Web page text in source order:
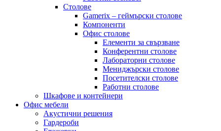
Столове
Gamerix – геймърски столове
Компоненти
Офис столове
Елементи за свързване
Конферентни столове
Лабораторни столове
Мениджърски столове
Посетителски столове
Работни столове
Шкафове и контейнери
Офис мебели
Акустични решения
Гардероби